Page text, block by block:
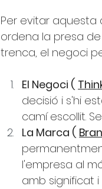
Per evitar aquesta
ordena la presa
trenca, el negoci
El Negoci (
decisió i s'hi
camí escollit.
La Marca (
l'empresa al
amb significat i